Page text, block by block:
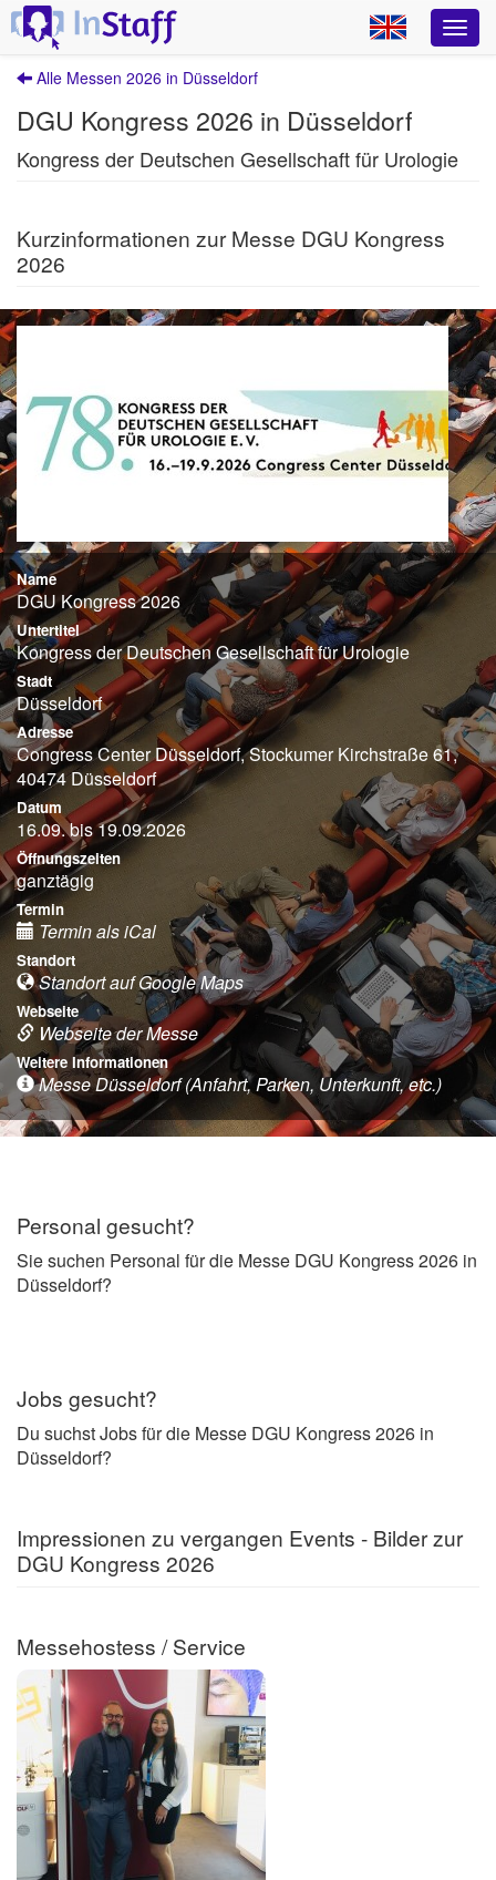
Alle Messen 2026 in Düsseldorf
DGU Kongress 2026 in Düsseldorf
Kongress der Deutschen Gesellschaft für Urologie
Kurzinformationen zur Messe DGU Kongress
2026
Name
DGU Kongress 2026
Untertitel
Kongress der Deutschen Gesellschaft für Urologie
Stadt
Düsseldorf
Adresse
Congress Center Düsseldorf, Stockumer Kirchstraße 61,
40474 Düsseldorf
Datum
16.09. bis 19.09.2026
Öffnungszeiten
ganztägig
Termin
Termin als iCal
Standort
Standort auf Google Maps
Webseite
Webseite der Messe
Weitere Informationen
Messe Düsseldorf (Anfahrt, Parken, Unterkunft, etc.)
Personal gesucht?
Sie suchen Personal für die Messe DGU Kongress 2026 in
Düsseldorf?
Jobs gesucht?
Du suchst Jobs für die Messe DGU Kongress 2026 in
Düsseldorf?
Impressionen zu vergangen Events - Bilder zur
DGU Kongress 2026
Messehostess / Service